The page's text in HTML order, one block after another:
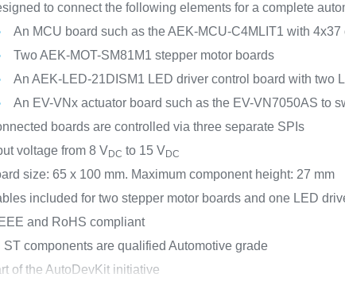
to connect the following elements for a complete
An MCU board such as the AEK-MCU-C4MLIT1 with 4x37
Two AEK-MOT-SM81M1 stepper motor boards
An AEK-LED-21DISM1 LED driver control board with
An EV-VNx actuator board such as the EV-VN7050AS to
boards are controlled via three separate SPIs
voltage from 8 VDC to 15 VDC
size: 65 x 100 mm. Maximum component height: 27 mm
included for two stepper motor boards and one LED
and RoHS compliant
ST components are qualified Automotive grade
of the AutoDevKit initiative